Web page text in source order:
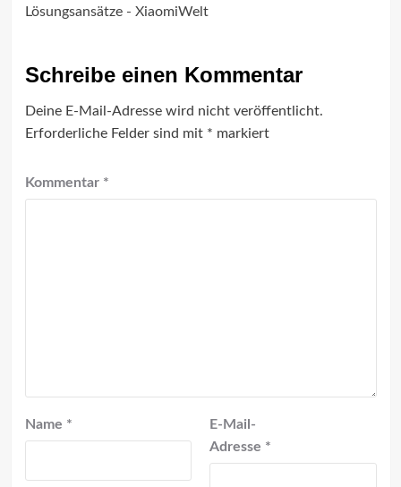
Lösungsansätze - XiaomiWelt
Schreibe einen Kommentar
Deine E-Mail-Adresse wird nicht veröffentlicht.
Erforderliche Felder sind mit * markiert
Kommentar *
Name *
E-Mail-
Adresse *